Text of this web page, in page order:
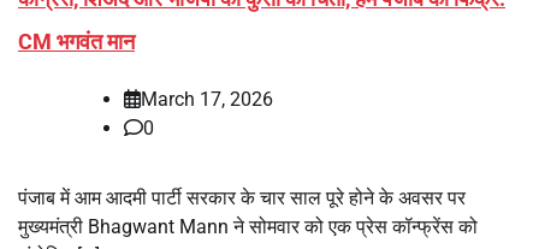
CM भगवंत मान
March 17, 2026
0
पंजाब में आम आदमी पार्टी सरकार के चार साल पूरे होने के अवसर पर
मुख्यमंत्री Bhagwant Mann ने सोमवार को एक प्रेस कॉन्फ्रेंस को